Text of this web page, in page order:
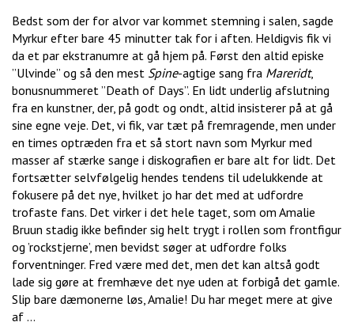
Bedst som der for alvor var kommet stemning i salen, sagde
Myrkur efter bare 45 minutter tak for i aften. Heldigvis fik vi
da et par ekstranumre at gå hjem på. Først den altid episke
”Ulvinde” og så den mest Spine-agtige sang fra Mareridt,
bonusnummeret ”Death of Days”. En lidt underlig afslutning
fra en kunstner, der, på godt og ondt, altid insisterer på at gå
sine egne veje. Det, vi fik, var tæt på fremragende, men under
en times optræden fra et så stort navn som Myrkur med
masser af stærke sange i diskografien er bare alt for lidt. Det
fortsætter selvfølgelig hendes tendens til udelukkende at
fokusere på det nye, hvilket jo har det med at udfordre
trofaste fans. Det virker i det hele taget, som om Amalie
Bruun stadig ikke befinder sig helt trygt i rollen som frontfigur
og ’rockstjerne’, men bevidst søger at udfordre folks
forventninger. Fred være med det, men det kan altså godt
lade sig gøre at fremhæve det nye uden at forbigå det gamle.
Slip bare dæmonerne løs, Amalie! Du har meget mere at give
af …